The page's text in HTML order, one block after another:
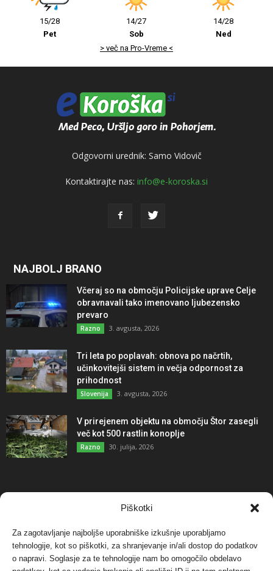
Piškotki
Za zagotavljanje najboljše uporabniške izkušnje uporabljamo
tehnologije, kot so piškotki, za shranjevanje in/ali dostop do podatkov
o napravi. Soglasje za te tehnologije nam bo omogočilo obdelavo
15/28
Pet
14/27
Sob
14/28
Ned
> več na Pro-Vreme <
Odgovorni urednik: Samo Vidovič
Kontaktirajte nas: info@e-koroska.si
NAJBOLJ BRANO
Včeraj so na območju Policijske uprave Celje
obravnavali tako imenovano ljubezensko
prevaro
Razno 3. avgusta, 2026
Tri leta po poplavah: obnova po načrtih,
učinkovitejši sistem in večja odpornost za
prihodnost
Slovenija 3. avgusta, 2026
V prirejenem objektu na območju Štor zasegli
več kot 500 rastlin konoplje
Razno 30. julija, 2026
NAJBOLJ KOMENTIRANO
Protest proti vetrnim elektrarnam na Ojstrici, v
svetu pa vedno bolj...
Dogodki 12. maja, 2017